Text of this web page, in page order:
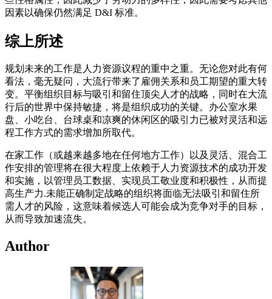
因素以确保仍然满足 D&I 标准。
综上所述
规划未来的工作是人力资源议程的重中之重。无论您对此有何
看法，毫无疑问，大流行带来了雇佣关系和员工期望的重大转
变。平衡组织目标与吸引和留住顶尖人才的战略，同时在大流
行后的世界中保持敏捷，将是组织成功的关键。办公室水果
盘、小吃台、台球桌和凉爽的休闲区的吸引力已被对灵活和远
程工作方式的需求增加所取代。
在家工作（或越来越多地在任何地方工作）以及灵活、混合工
作安排的管理将在很大程度上依赖于人力资源技术的成功开发
和实施，以管理员工数据、实现员工敬业度和积极性，从而提
高生产力.未能正确制定战略的组织将面临无法吸引和留住所
需人才的风险，这意味着候选人可能会成为竞争对手的目标，
从而导致加速流失。
Author